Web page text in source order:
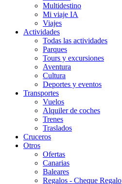
Multidestino
Mi viaje IA
Viajes
Actividades
Todas las actividades
Parques
Tours y excursiones
Aventura
Cultura
Deportes y eventos
Transportes
Vuelos
Alquiler de coches
Trenes
Traslados
Cruceros
Otros
Ofertas
Canarias
Baleares
Regalos - Cheque Regalo